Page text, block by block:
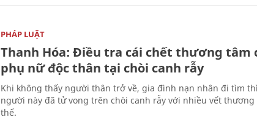
PHÁP LUẬT
Thanh Hóa: Điều tra cái chết thương tâm
phụ nữ độc thân tại chòi canh rẫy
Khi không thấy người thân trở về, gia đình nạn nhân đi tìm
người này đã tử vong trên chòi canh rẫy với nhiều vết
thể.